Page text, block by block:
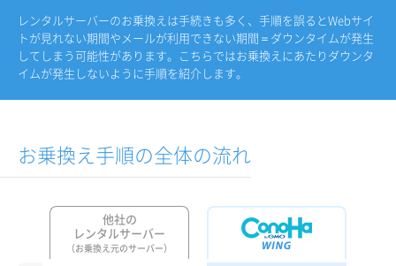
レンタルサーバーのお乗換えは手続きも多く、手順を誤るとWebサイ
トが見れない期間やメールが利用できない期間＝ダウンタイムが発生
してしまう可能性があります。こちらではお乗換えにあたりダウンタ
イムが発生しないように手順を紹介します。
お乗換え手順の全体の流れ
他社の
レンタルサーバー
（お乗換え元のサーバー）